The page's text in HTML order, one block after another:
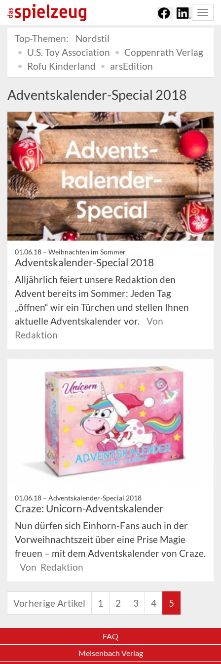
Top-Themen:
Nordstil
U.S. Toy Association
Coppenrath Verlag
Rofu Kinderland
arsEdition
Adventskalender-Special 2018
01.06.18 – Weihnachten im Sommer
Adventskalender-Special 2018
Alljährlich feiert unsere Redaktion den
Advent bereits im Sommer: Jeden Tag
„öffnen“ wir ein Türchen und stellen Ihnen
aktuelle Adventskalender vor.
Von
Redaktion
01.06.18 – Adventskalender-Special 2018
Craze: Unicorn-Adventskalender
Nun dürfen sich Einhorn-Fans auch in der
Vorweihnachtszeit über eine Prise Magie
freuen – mit dem Adventskalender von Craze.
Von Redaktion
Vorherige Artikel 1 2 3 4 5
FAQ
Meisenbach Verlag